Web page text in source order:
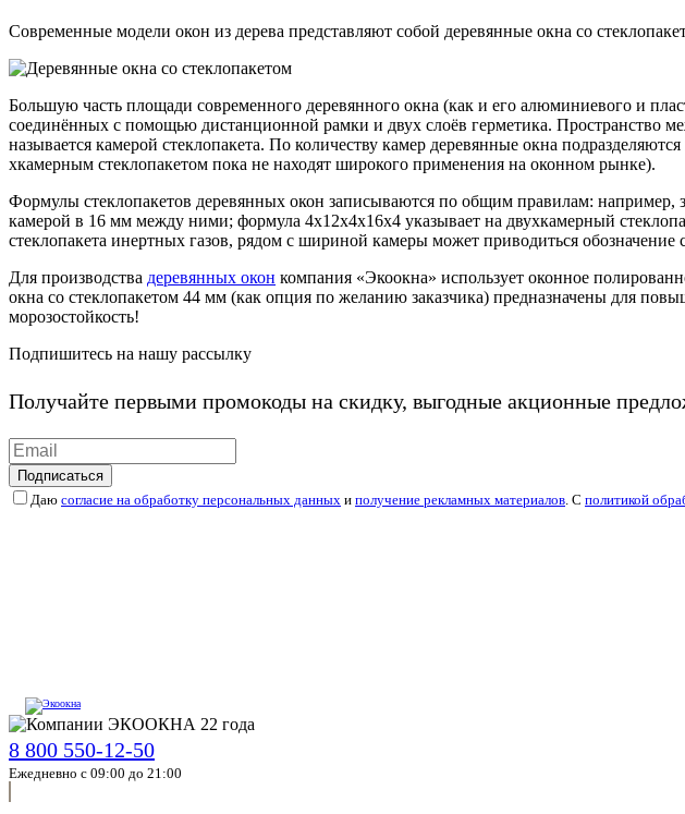
Современные модели окон из дерева представляют собой деревянные окна со
Большую часть площади современного деревянного окна (как и его алюминиевого и
соединённых с помощью дистанционной рамки и двух слоёв герметика. Пространство
называется камерой стеклопакета. По количеству камер деревянные окна
хкамерным стеклопакетом пока не находят широкого применения на оконном рынке).
Формулы стеклопакетов деревянных окон записываются по общим правилам: например,
камерой в 16 мм между ними; формула 4х12х4х16х4 указывает на двухкамерный
стеклопакета инертных газов, рядом с шириной камеры может приводиться
Для производства деревянных окон компания «Экоокна» использует оконное
окна со стеклопакетом 44 мм (как опция по желанию заказчика) предназначены для
морозостойкость!
Подпишитесь на нашу рассылку
Получайте первыми промокоды на скидку, выгодные акционные
Подписаться
Даю согласие на обработку персональных данных и получение рекламных материалов . С политикой
8 800 550-12-50
Ежедневно с 09:00 до 21:00